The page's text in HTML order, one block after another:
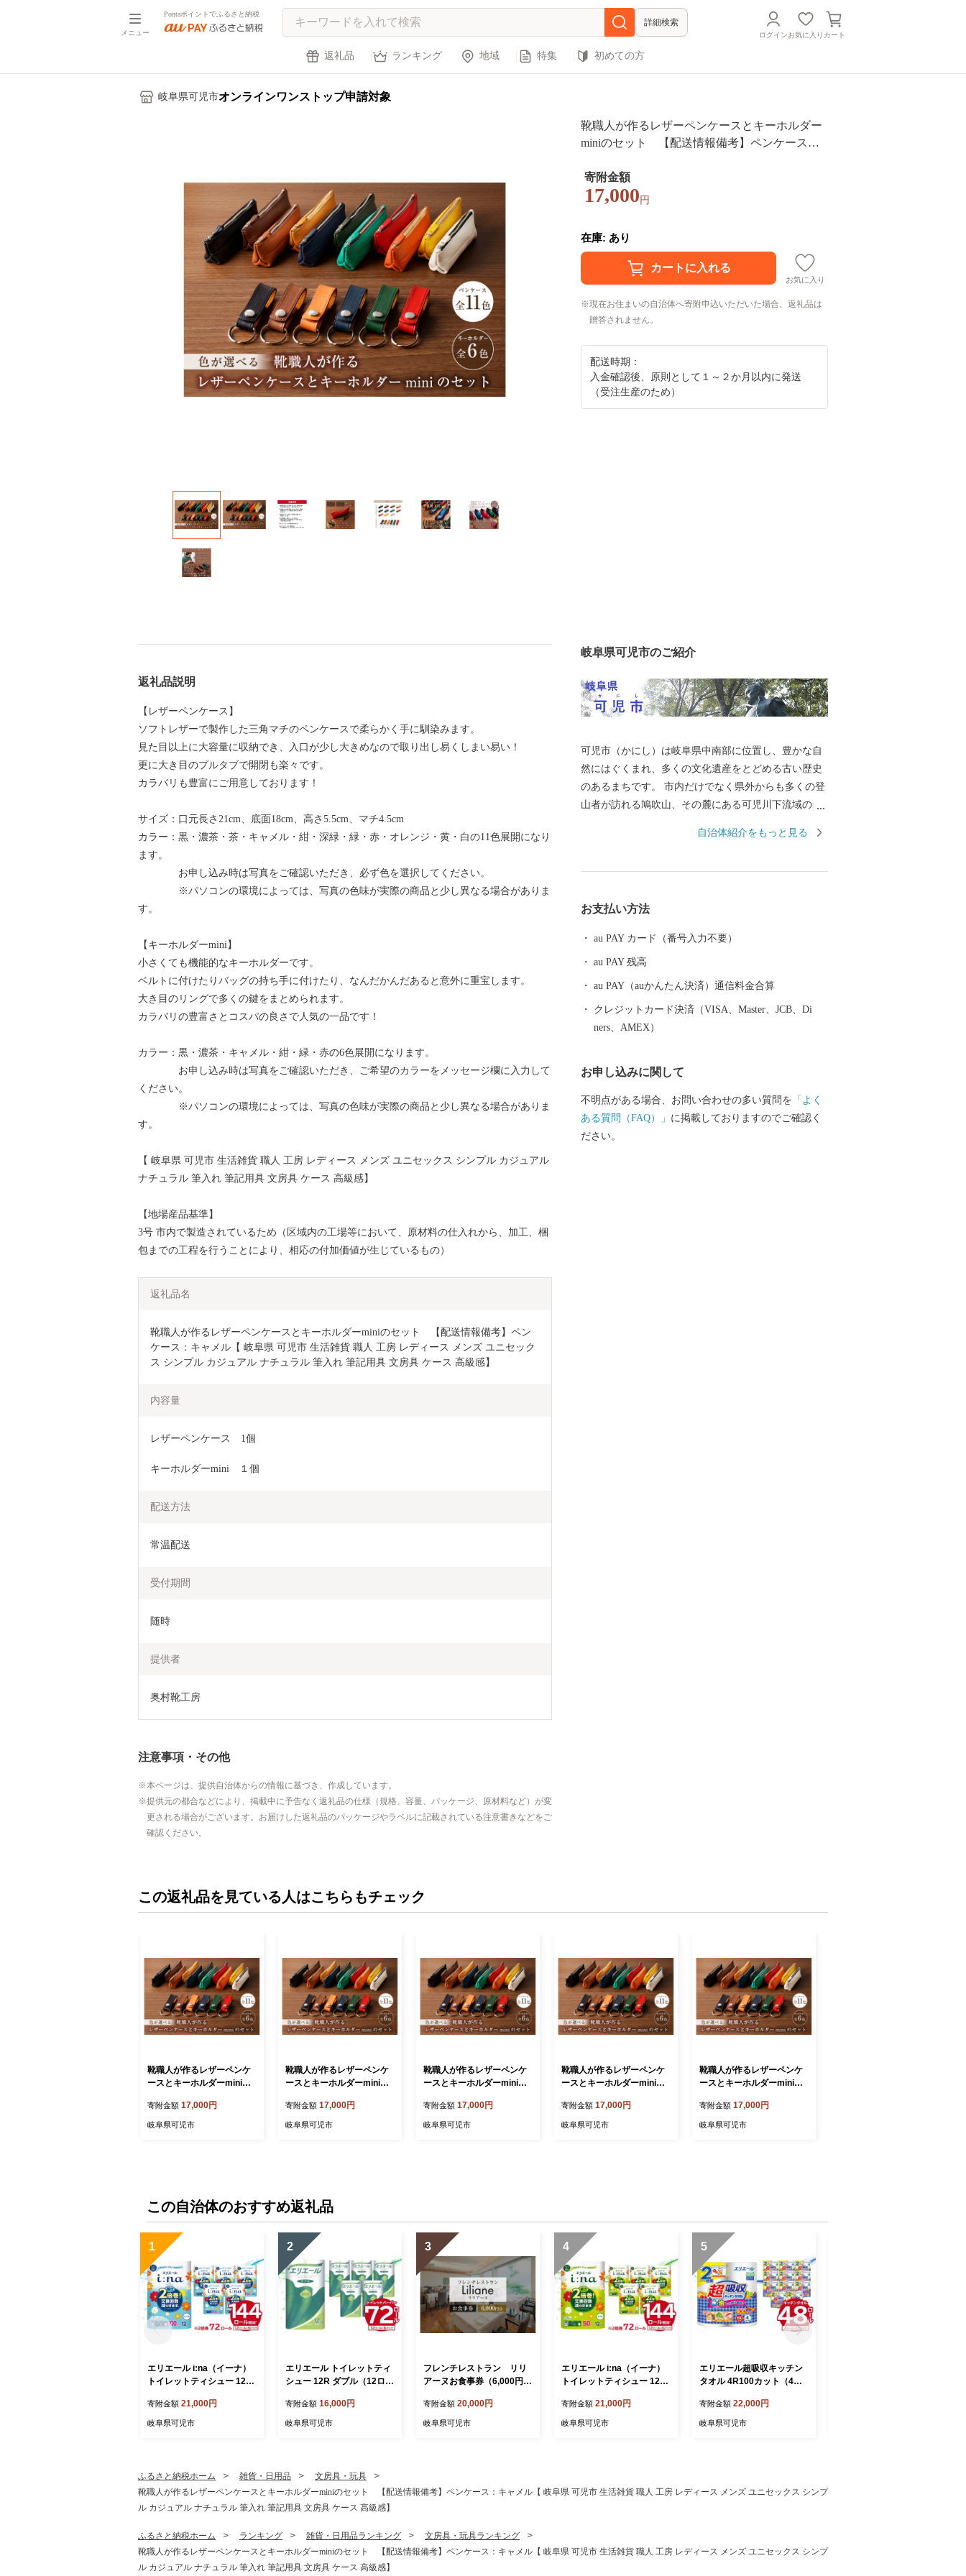
メニュー
Pontaポイントでふるさと納税
詳細検索
ログインお気に入り カート
返礼品 ランキング 地域 特集 初めての方
岐阜県可児市オンラインワンストップ申請対象
靴職人が作るレザーペンケースとキーホルダー
miniのセット 【配送情報備考】ペンケース：
ディース メンズ ユニセックス シンプル カジュ
アル ナチュラル 筆入れ 筆記用具 文房具 ケース
寄附金額
17,000 円
在庫: あり
お気に入り
現在お住まいの自治体へ寄附申込いただいた場合、返礼品は
贈答されません。
配送時期：
入金確認後、原則として１～２か月以内に発送
（受注生産のため）
返礼品説明
【レザーペンケース】
ソフトレザーで製作した三角マチのペンケースで柔らかく手に馴染みます。
見た目以上に大容量に収納でき、入口が少し大きめなので取り出し易くしまい易い！
更に大き目のプルタブで開閉も楽々です。
カラバリも豊富にご用意しております！
サイズ：口元長さ21cm、底面18cm、高さ5.5cm、マチ4.5cm
カラー：黒・濃茶・茶・キャメル・紺・深緑・緑・赤・オレンジ・黄・白の11色展開になり
ます。
お申し込み時は写真をご確認いただき、必ず色を選択してください。
※パソコンの環境によっては、写真の色味が実際の商品と少し異なる場合がありま
す。
【キーホルダーmini】
小さくても機能的なキーホルダーです。
ベルトに付けたりバッグの持ち手に付けたり、なんだかんだあると意外に重宝します。
大き目のリングで多くの鍵をまとめられます。
カラバリの豊富さとコスパの良さで人気の一品です！
カラー：黒・濃茶・キャメル・紺・緑・赤の6色展開になります。
お申し込み時は写真をご確認いただき、ご希望のカラーをメッセージ欄に入力して
ください。
※パソコンの環境によっては、写真の色味が実際の商品と少し異なる場合がありま
す。
【 岐阜県 可児市 生活雑貨 職人 工房 レディース メンズ ユニセックス シンプル カジュアル
ナチュラル 筆入れ 筆記用具 文房具 ケース 高級感】
【地場産品基準】
3号 市内で製造されているため（区域内の工場等において、原材料の仕入れから、加工、梱
包までの工程を行うことにより、相応の付加価値が生じているもの）
返礼品名
靴職人が作るレザーペンケースとキーホルダーminiのセット　【配送情報備考】ペン
ケース：キャメル【 岐阜県 可児市 生活雑貨 職人 工房 レディース メンズ ユニセック
ス シンプル カジュアル ナチュラル 筆入れ 筆記用具 文房具 ケース 高級感】
内容量
レザーペンケース　1個
キーホルダーmini　１個
配送方法
常温配送
受付期間
随時
提供者
奥村靴工房
注意事項・その他
本ページは、提供自治体からの情報に基づき、作成しています。
提供元の都合などにより、掲載中に予告なく返礼品の仕様（規格、容量、パッケージ、原材料など）が変
更される場合がございます。お届けした返礼品のパッケージやラベルに記載されている注意書きなどをご
確認ください。
岐阜県可児市のご紹介
可児市（かにし）は岐阜県中南部に位置し、豊かな自
然にはぐくまれ、多くの文化遺産をとどめる古い歴史
のあるまちです。 市内だけでなく県外からも多くの登
山者が訪れる鳩吹山、その麓にある可児川下流域の自
花が咲き誇り、紫の絨毯を敷き詰めたかのような光景
地の金山城など多くの城が築かれました。 また、安土
桃山時代から江戸時代のはじめの窯跡がいくつもあ
の志野茶わん「卯花墻」がつくられ、人間国宝・荒川
豊蔵が作陶を行った久々利大萱は“美濃桃山陶の聖
地”と呼ばれています。 素晴らしい自然、歴史、文化
す。 申し込み後の内容変更・寄附金受領証明書・ワン
ストップ特例申請書 ■お問い合わせ先 可児市ふるさ
と納税サポート室 (営業時間：９時～１８時 ※
自治体紹介をもっと見る
お支払い方法
au PAY カード（番号入力不要）
au PAY 残高
au PAY（auかんたん決済）通信料金合算
クレジットカード決済（VISA、Master、JCB、Di
ners、AMEX）
お申し込みに関して
不明点がある場合、お問い合わせの多い質問を 「よく
ある質問（FAQ）」 に掲載しておりますのでご確認く
ださい。
この返礼品を見ている人はこちらもチェック
靴職人が作るレザーペンケ
ースとキーホルダーminiの
ペンケース：黒【 岐阜県 可
児市 生活雑貨 職人 工房 レ
寄附金額 17,000円
岐阜県可児市
靴職人が作るレザーペンケ
ースとキーホルダーminiの
ペンケース：濃茶【 岐阜県
可児市 生活雑貨 職人 工房
寄附金額 17,000円
岐阜県可児市
靴職人が作るレザーペンケ
ースとキーホルダーminiの
ペンケース：茶【 岐阜県 可
児市 生活雑貨 職人 工房 レ
寄附金額 17,000円
岐阜県可児市
靴職人が作るレザーペンケ
ースとキーホルダーminiの
ペンケース：紺【 岐阜県 可
児市 生活雑貨 職人 工房 レ
寄附金額 17,000円
岐阜県可児市
靴職人が作るレザーペンケ
ースとキーホルダーminiの
ペンケース：深緑【 岐阜県
可児市 生活雑貨 職人 工房
寄附金額 17,000円
岐阜県可児市
この自治体のおすすめ返礼品
1
エリエール i:na（イーナ）
トイレットティシュー 12R
ロール×6パック） 【 トイレ
ットペーパー 2倍 巻 エコ フ
ンパクト 岐阜県 可児市 】
寄附金額 21,000円
岐阜県可児市
2
エリエール トイレットティ
シュー 12R ダブル（12ロー
ペーパー 香り付き 30m巻
日用品 トイレ 新生活 備蓄
寄附金額 16,000円
岐阜県可児市
3
フレンチレストラン リリ
アーヌお食事券（6,000円
消 魚 肉 野菜 デザート スー
プ フレンチ コース料理 新
寄附金額 20,000円
岐阜県可児市
4
エリエール i:na（イーナ）
トイレットティシュー 12R
ル×6パック） 【 トイレット
ペーパー 2倍 巻 エコ フロー
寄附金額 21,000円
岐阜県可児市
5
エリエール超吸収キッチン
タオル 4R100カット（4ロ
ンペーパー ペーパータオル
超吸収 2倍巻き 消耗品 日用
寄附金額 22,000円
岐阜県可児市
ふるさと納税ホーム 雑貨・日用品
文房具・玩具
靴職人が作るレザーペンケースとキーホルダーminiのセット 【配送情報備考】ペンケース：キャメル【 岐阜県 可児市 生活雑貨 職人 工房 レディース メンズ ユニセックス シンプ
ル カジュアル ナチュラル 筆入れ 筆記用具 文房具 ケース 高級感】
ふるさと納税ホーム ランキング 雑貨・日用品ランキング
文房具・玩具ランキング
靴職人が作るレザーペンケースとキーホルダーminiのセット 【配送情報備考】ペンケース：キャメル【 岐阜県 可児市 生活雑貨 職人 工房 レディース メンズ ユニセックス シンプ
ル カジュアル ナチュラル 筆入れ 筆記用具 文房具 ケース 高級感】